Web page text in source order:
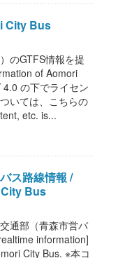
City Bus
のGTFS情報を提
of Aomori
の下でライセン
いては、こちらの
etc. is...
ス路線情報 /
Bus
通部（青森市営バ
information]
City Bus. ※本コ